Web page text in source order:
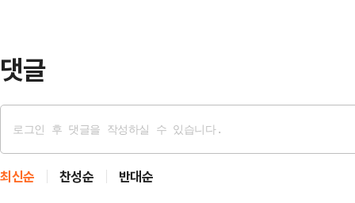
댓글
최신순 찬성순 반대순